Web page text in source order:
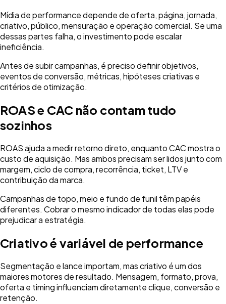
Mídia de performance depende de oferta, página, jornada,
criativo, público, mensuração e operação comercial. Se uma
dessas partes falha, o investimento pode escalar
ineficiência.
Antes de subir campanhas, é preciso definir objetivos,
eventos de conversão, métricas, hipóteses criativas e
critérios de otimização.
ROAS e CAC não contam tudo
sozinhos
ROAS ajuda a medir retorno direto, enquanto CAC mostra o
custo de aquisição. Mas ambos precisam ser lidos junto com
margem, ciclo de compra, recorrência, ticket, LTV e
contribuição da marca.
Campanhas de topo, meio e fundo de funil têm papéis
diferentes. Cobrar o mesmo indicador de todas elas pode
prejudicar a estratégia.
Criativo é variável de performance
Segmentação e lance importam, mas criativo é um dos
maiores motores de resultado. Mensagem, formato, prova,
oferta e timing influenciam diretamente clique, conversão e
retenção.